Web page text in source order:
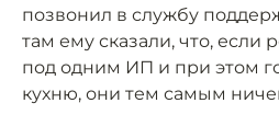
позвонил в службу
там ему сказали, что, если
под одним ИП и при этом
кухню, они тем самым